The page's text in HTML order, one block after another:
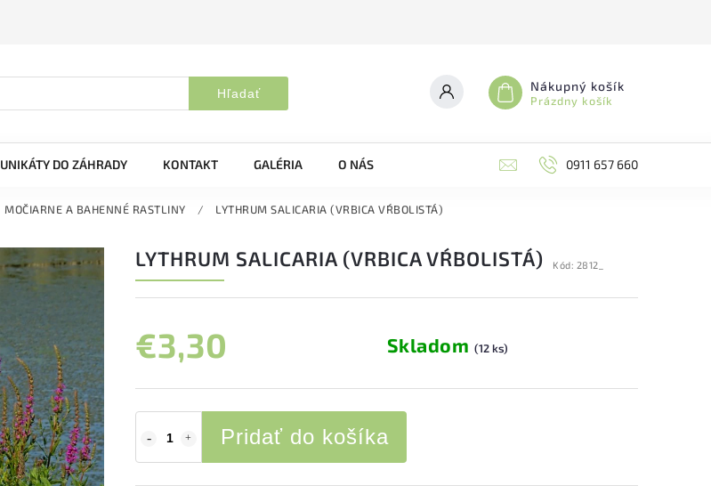
Hľadať Nákupný košík
Prázdny košík
UNIKÁTY DO ZÁHRADY KONTAKT GALÉRIA O NÁS 0911 657 660
MOČIARNE A BAHENNÉ RASTLINY / LYTHRUM SALICARIA (VRBICA VŔBOLISTÁ)
LYTHRUM SALICARIA (VRBICA VŔBOLISTÁ) Kód: 2812_
€3,30 Skladom (12 ks)
Pridať do košíka